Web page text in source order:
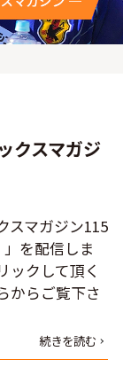
クスマガジ
スマガジン115
を配信しま
ックして頂く
からご覧下さ
続きを読む